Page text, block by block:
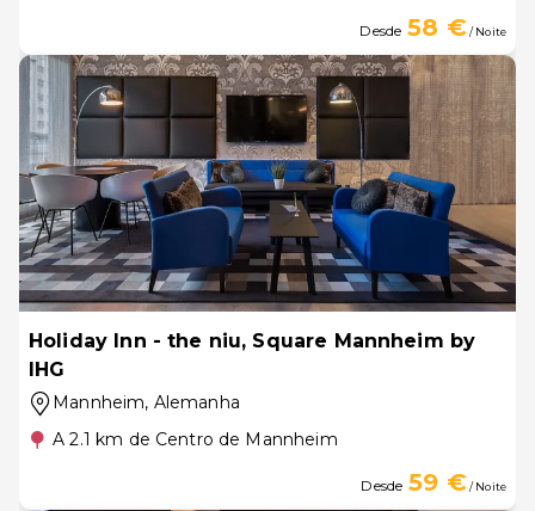
Desde 58 €/ Noite
Holiday Inn - the niu, Square Mannheim by
IHG
Mannheim, Alemanha
A 2.1 km de Centro de Mannheim
Desde 59 €/ Noite